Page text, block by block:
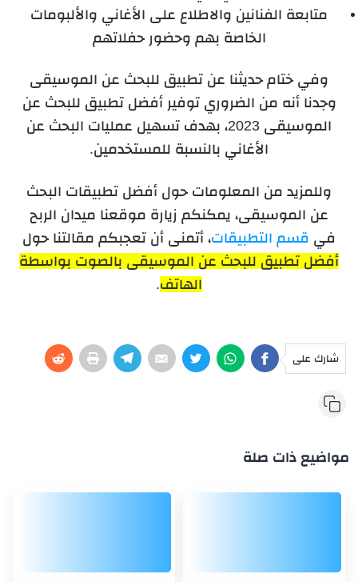
متابعة الفنانين والاطلاع على الأغاني والألبومات
الخاصة بهم وحضور حفلاتهم
وفي ختام حديثنا عن تطبيق للبحث عن الموسيقى
وجدنا أنه من الضروري توفير أفضل تطبيق للبحث عن
الموسيقى 2023، بهدف تسهيل عمليات البحث عن
الأغاني بالنسبة للمستخدمين.
وللمزيد من المعلومات حول أفضل تطبيقات البحث
عن الموسيقى، يمكنكم زيارة موقعنا ميدان الربح
في قسم التطبيقات، أتمنى أن تعجبكم مقالتنا حول
أفضل تطبيق للبحث عن الموسيقى بالصوت بواسطة
الهاتف.
شارك على
مواضيع ذات صلة